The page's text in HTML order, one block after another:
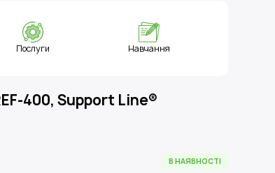
Послуги Навчання
400, Support Line®
В НАЯВНОСТІ